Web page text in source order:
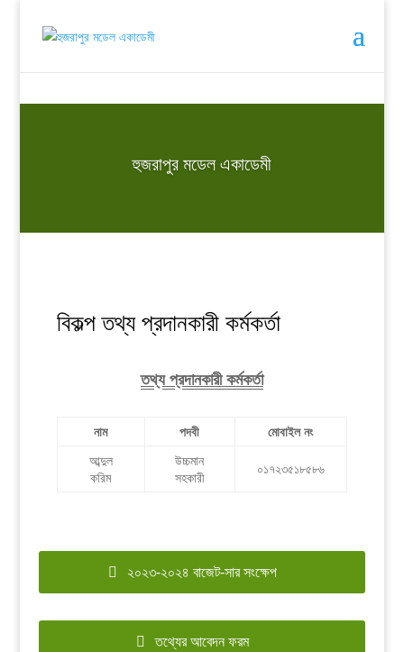
হুজরাপুর মডেল একাডেমী
বিকল্প তথ্য প্রদানকারী কর্মকর্তা
তথ্য প্রদানকারী কর্মকর্তা
নাম পদবী
মোবাইল নং
আব্দুল
করিম
উচ্চমান
সহকারী
০১৭২৩৫১৮৫৮৬
২০২৩-২০২৪ বাজেট-সার সংক্ষেপ
তথ্যের আবেদন ফরম